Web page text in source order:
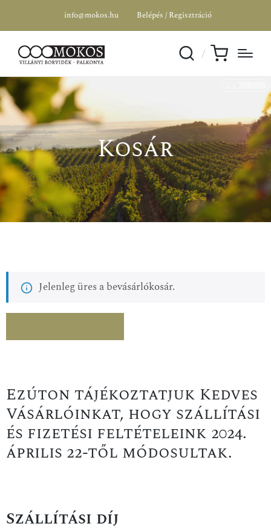
info@mokos.hu Belépés / Regisztráció
Kosár
Jelenleg üres a bevásárlókosár.
Ezúton tájékoztatjuk Kedves
Vásárlóinkat, hogy szállítási
és fizetési feltételeink 2024.
április 22-től módosultak.
Szállítási díj